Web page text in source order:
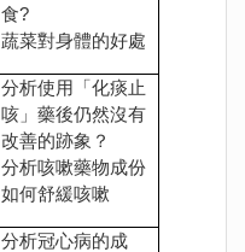
食?
蔬菜對身體的好處
分析使用「化痰止
咳」藥後仍然沒有
改善的跡象？
分析咳嗽藥物成份
如何舒緩咳嗽
分析冠心病的成